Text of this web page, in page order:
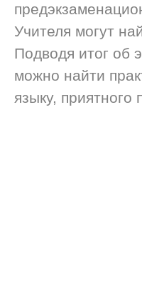
Учителя могут
Подводя итог об
можно найти
языку,